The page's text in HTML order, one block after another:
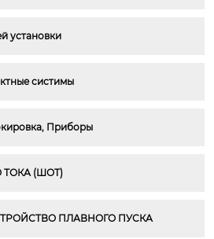
установки
систимы
Приборы
(ШОТ)
ПЛАВНОГО ПУСКА